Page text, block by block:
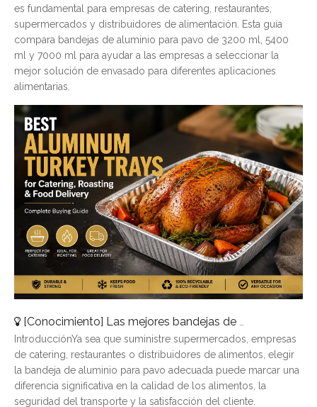
es fundamental para empresas de catering, restaurantes,
supermercados y distribuidores de alimentación. Esta guía
compara bandejas de aluminio para pavo de 3200 ml, 5400
ml y 7000 ml para ayudar a las empresas a seleccionar la
mejor solución de envasado para diferentes aplicaciones
alimentarias.
[Conocimiento] Las mejores bandejas de pavo de aluminio para catering, asado y entrega de alimentos
IntroducciónYa sea que suministre supermercados, empresas
de catering, restaurantes o distribuidores de alimentos, elegir
la bandeja de aluminio para pavo adecuada puede marcar una
diferencia significativa en la calidad de los alimentos, la
seguridad del transporte y la satisfacción del cliente.